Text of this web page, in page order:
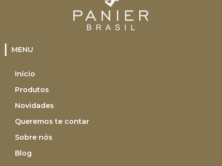
MENU
Início
Produtos
Novidades
Queremos te contar
Sobre nós
Blog